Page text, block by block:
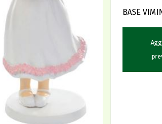
BASE